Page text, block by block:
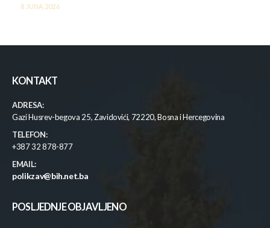
8 JUNA, 2026
KONTAKT
ADRESA:
Gazi Husrev-begova 25, Zavidovići, 72220, Bosna i Hercegovina
TELEFON:
+387 32 878-877
EMAIL:
polikzav@bih.net.ba
POSLJEDNJE OBJAVLJENO